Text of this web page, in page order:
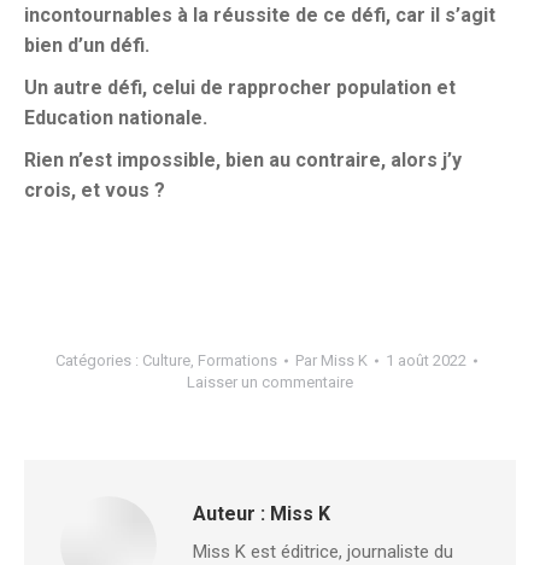
incontournables à la réussite de ce défi, car il s’agit
bien d’un défi.
Un autre défi, celui de rapprocher population et
Education nationale.
Rien n’est impossible, bien au contraire, alors j’y
crois, et vous ?
Catégories : Culture, Formations Par Miss K
1 août 2022
Laisser un commentaire
Auteur : Miss K
Miss K est éditrice, journaliste du